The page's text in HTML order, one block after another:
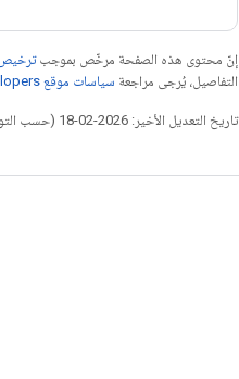
إنّ محتوى هذه الصفحة مرخّص بموجبترخيص Creative Commons Attribution 4.0‏
التفاصيل، يُرجى مراجعة سياسات موقع Google Developers‏
تاريخ التعديل الأخير: 2026-02-18 (حسب التوقيت العالمي المتفَّق عليه)